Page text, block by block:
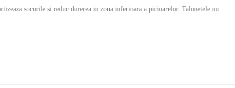
socurile si reduc durerea in zona inferioara a picioarelor. Talonetele nu